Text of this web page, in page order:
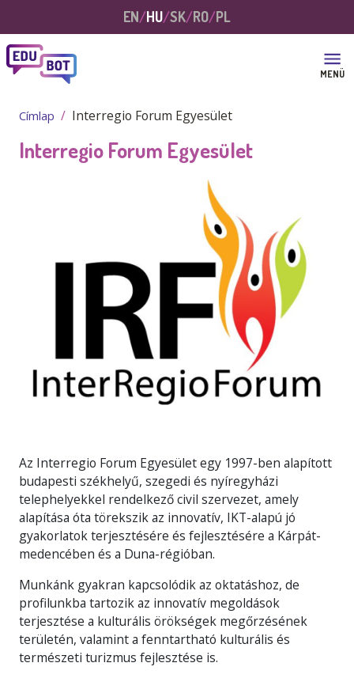
MENÜ
EN HU SK RO PL
Címlap Interregio Forum Egyesület
Interregio Forum Egyesület
Az Interregio Forum Egyesület egy 1997-ben alapított
budapesti székhelyű, szegedi és nyíregyházi
telephelyekkel rendelkező civil szervezet, amely
alapítása óta törekszik az innovatív, IKT-alapú jó
gyakorlatok terjesztésére és fejlesztésére a Kárpát-
medencében és a Duna-régióban.
Munkánk gyakran kapcsolódik az oktatáshoz, de
profilunkba tartozik az innovatív megoldások
terjesztése a kulturális örökségek megőrzésének
területén, valamint a fenntartható kulturális és
természeti turizmus fejlesztése is.